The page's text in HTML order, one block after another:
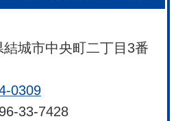
城市中央町二丁目3番
0309
33-7428